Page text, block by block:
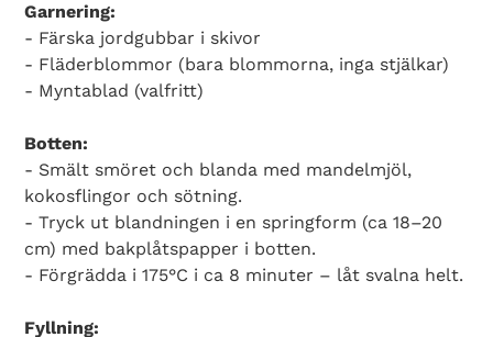
Garnering:
- Färska jordgubbar i skivor
- Fläderblommor (bara blommorna, inga stjälkar)
- Myntablad (valfritt)
Botten:
- Smält smöret och blanda med mandelmjöl,
kokosflingor och sötning.
- Tryck ut blandningen i en springform (ca 18–20
cm) med bakplåtspapper i botten.
- Förgrädda i 175°C i ca 8 minuter – låt svalna helt.
Fyllning: